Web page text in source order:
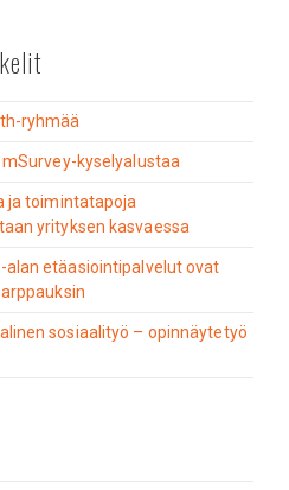
ryhmää
kyselyalustaa
ja toimintatapoja
yrityksen kasvaessa
alan etäasiointipalvelut ovat
sosiaalityö – opinnäytetyö